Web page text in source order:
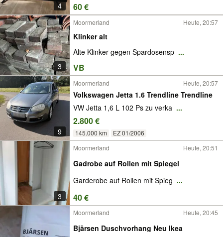
4 60 €
3
Moormerland Heute, 20:57
Klinker alt
Alte Klinker gegen Spardosensp ...
VB
9
Moormerland Heute, 20:57
Volkswagen Jetta 1.6 Trendline Trendline
VW Jetta 1,6 L 102 Ps zu verka ...
2.800 €
145.000 km EZ 01/2006
3
Moormerland Heute, 20:51
Gadrobe auf Rollen mit Spiegel
Garderobe auf Rollen mit Spieg ...
40 €
Moormerland Heute, 20:45
Bjärsen Duschvorhang Neu Ikea